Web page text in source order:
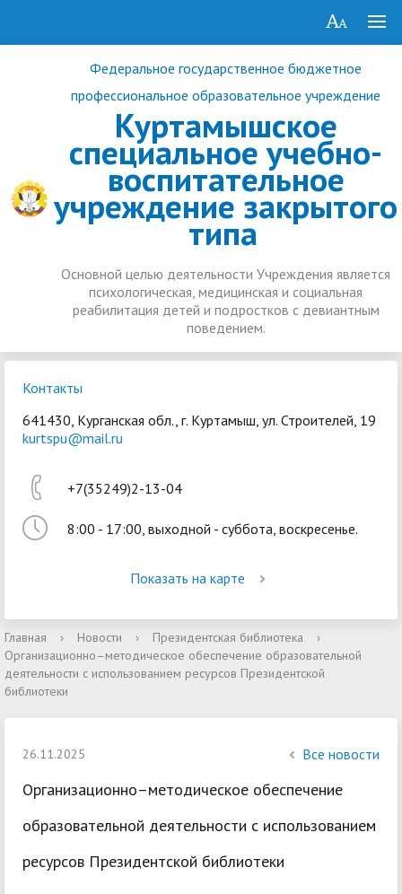
Федеральное государственное бюджетное
профессиональное образовательное учреждение
Куртамышское
специальное учебно-
воспитательное
учреждение закрытого
типа
Основной целью деятельности Учреждения является
психологическая, медицинская и социальная
реабилитация детей и подростков с девиантным
поведением.
Войти
Контакты
641430, Курганская обл., г. Куртамыш, ул. Строителей, 19
kurtspu@mail.ru
+7(35249)2-13-04
8:00 - 17:00, выходной - суббота, воскресенье.
Показать на карте
Главная › Новости › Президентская библиотека
›
Организационно–методическое обеспечение образовательной
деятельности с использованием ресурсов Президентской
библиотеки
26.11.2025 Все новости
Организационно–методическое обеспечение
образовательной деятельности с использованием
ресурсов Президентской библиотеки